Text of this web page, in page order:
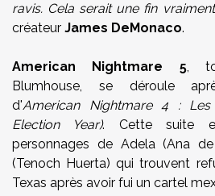
ravis. Cela serait une fin
créateur James DeMonaco.
American Nightmare 5,
Blumhouse, se déroule
d'American Nightmare 4 : Les
Election Year). Cette suite
personnages de Adela (Ana
(Tenoch Huerta) qui trouvent
Texas après avoir fui un cartel